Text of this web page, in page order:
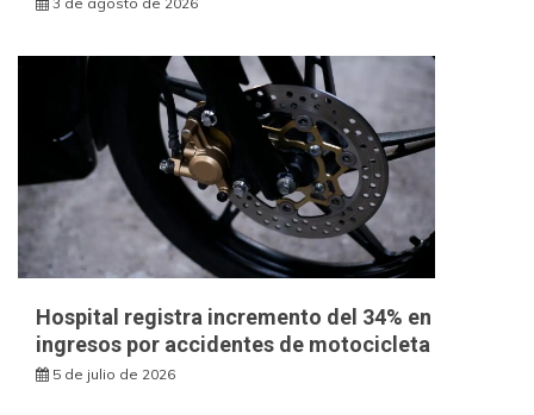
Hospital registra incremento del 34% en
ingresos por accidentes de motocicleta
5 de julio de 2026